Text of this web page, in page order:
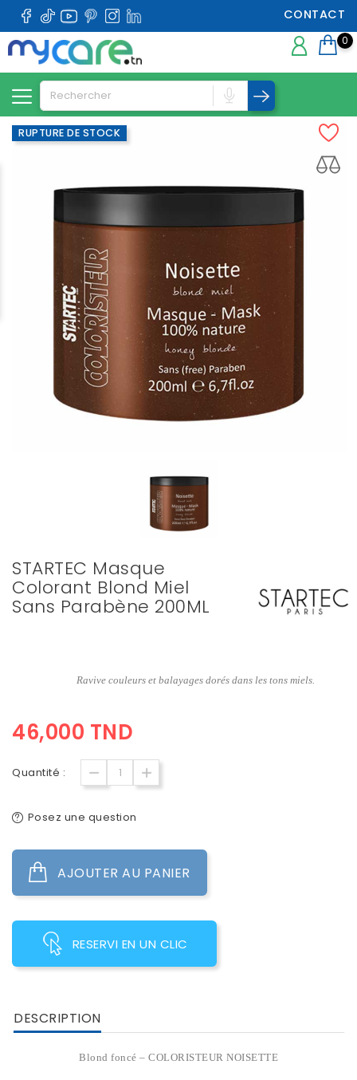
CONTACT
0
RUPTURE DE STOCK
STARTEC Masque
Colorant Blond Miel
Sans Parabène 200ML
Ravive couleurs et balayages dorés dans les tons miels.
46,000 TND
Quantité :
Posez une question
AJOUTER AU PANIER
RESERVI EN UN CLIC
DESCRIPTION
Blond foncé – COLORISTEUR NOISETTE